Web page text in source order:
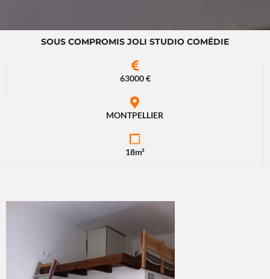
SOUS COMPROMIS JOLI STUDIO COMÉDIE
63000 €
MONTPELLIER
18m²